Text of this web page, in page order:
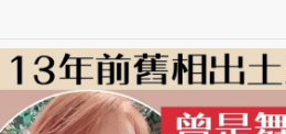
會員活動
東周JETSO